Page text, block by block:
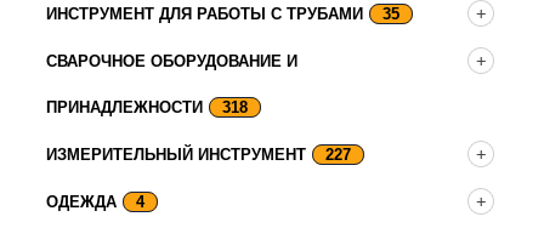
ИНСТРУМЕНТ ДЛЯ РАБОТЫ С ТРУБАМИ 35
СВАРОЧНОЕ ОБОРУДОВАНИЕ И
ПРИНАДЛЕЖНОСТИ 318
ИЗМЕРИТЕЛЬНЫЙ ИНСТРУМЕНТ 227
ОДЕЖДА 4